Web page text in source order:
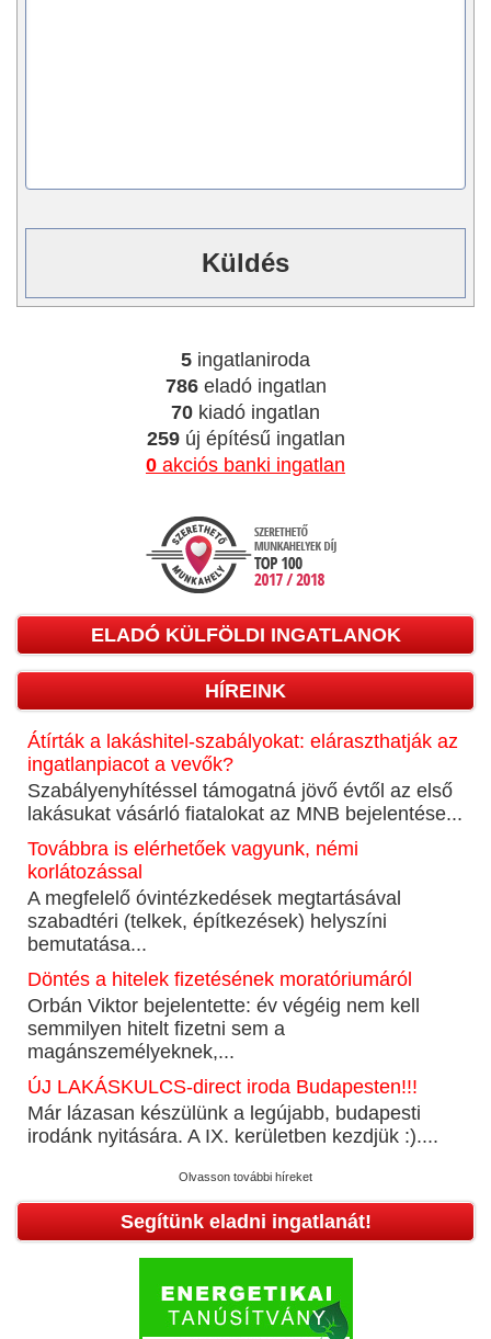
5 ingatlaniroda
786eladó ingatlan
70 kiadó ingatlan
259új építésű ingatlan
0 akciós banki ingatlan
ELADÓ KÜLFÖLDI INGATLANOK
HÍREINK
Átírták a lakáshitel-szabályokat: eláraszthatják az
ingatlanpiacot a vevők?
Szabályenyhítéssel támogatná jövő évtől az első
lakásukat vásárló fiatalokat az MNB bejelentése...
Továbbra is elérhetőek vagyunk, némi
korlátozással
A megfelelő óvintézkedések megtartásával
szabadtéri (telkek, építkezések) helyszíni
bemutatása...
Döntés a hitelek fizetésének moratóriumáról
Orbán Viktor bejelentette: év végéig nem kell
semmilyen hitelt fizetni sem a
magánszemélyeknek,...
ÚJ LAKÁSKULCS-direct iroda Budapesten!!!
Már lázasan készülünk a legújabb, budapesti
irodánk nyitására. A IX. kerületben kezdjük :)....
Olvasson további híreket
Segítünk eladni ingatlanát!